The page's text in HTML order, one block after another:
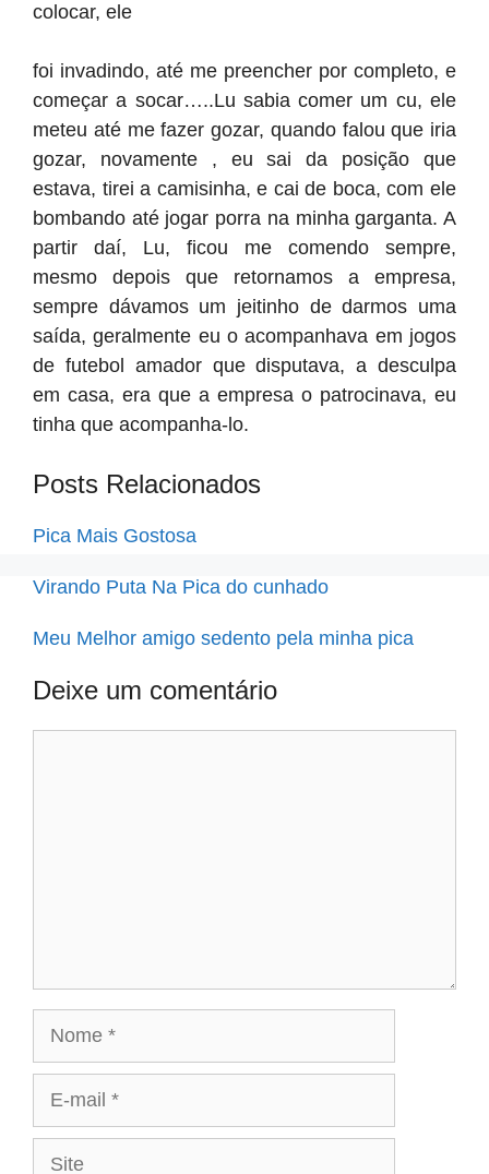
colocar, ele
foi invadindo, até me preencher por completo, e
começar a socar…..Lu sabia comer um cu, ele
meteu até me fazer gozar, quando falou que iria
gozar, novamente , eu sai da posição que
estava, tirei a camisinha, e cai de boca, com ele
bombando até jogar porra na minha garganta. A
partir daí, Lu, ficou me comendo sempre,
mesmo depois que retornamos a empresa,
sempre dávamos um jeitinho de darmos uma
saída, geralmente eu o acompanhava em jogos
de futebol amador que disputava, a desculpa
em casa, era que a empresa o patrocinava, eu
tinha que acompanha-lo.
Posts Relacionados
Pica Mais Gostosa
Virando Puta Na Pica do cunhado
Meu Melhor amigo sedento pela minha pica
Deixe um comentário
Site